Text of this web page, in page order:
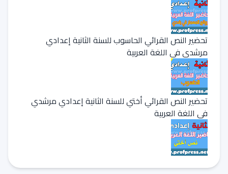
تحضير النص القرائي الحاسوب للسنة الثانية إعدادي
مرشدي في اللغة العربية
تحضير النص القرائي أختي للسنة الثانية إعدادي مرشدي
في اللغة العربية